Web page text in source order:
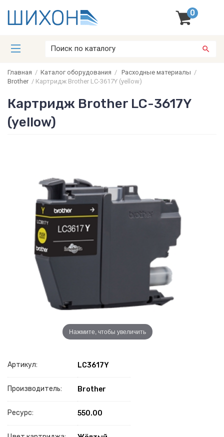
0
Главная / Каталог оборудования / Расходные материалы /
Brother/ Картридж Brother LC-3617Y (yellow)
Картридж Brother LC-3617Y
(yellow)
Нажмите, чтобы увеличить
Артикул: LC3617Y
Производитель: Brother
Ресурс: 550.00